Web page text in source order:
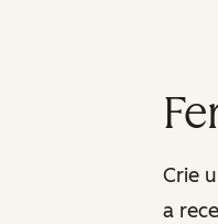
Crie
a